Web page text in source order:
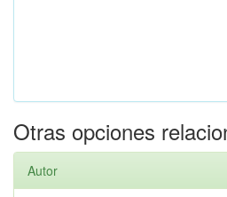
Otras opciones
Autor